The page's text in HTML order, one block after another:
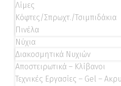
Λίμες
Κόφτες/Σπρωχτ./Τσιμπιδάκια
Πινέλα
Νύχια
Διακοσμητικά Νυχιών
Αποστειρωτικά – Κλίβανοι
Τεχνικές Εργασίες – Gel –